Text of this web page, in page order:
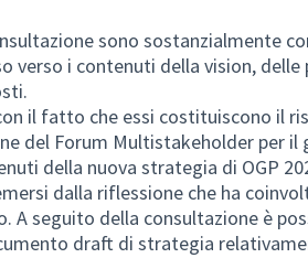
sono sostanzialmente
verso i contenuti della vision,
il fatto che essi costituiscono il
del Forum Multistakeholder per il
della nuova strategia di OGP
dalla riflessione che ha
A seguito della consultazione è
draft di strategia